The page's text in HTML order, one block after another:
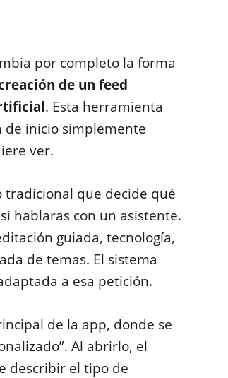
por completo la forma
de un feed
. Esta herramienta
de inicio simplemente
ver.
tradicional que decide qué
hablaras con un asistente.
guiada, tecnología,
de temas. El sistema
a esa petición.
de la app, donde se
Al abrirlo, el
describir el tipo de